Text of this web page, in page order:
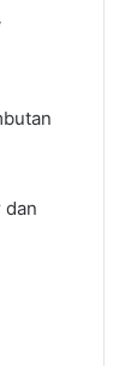
dan